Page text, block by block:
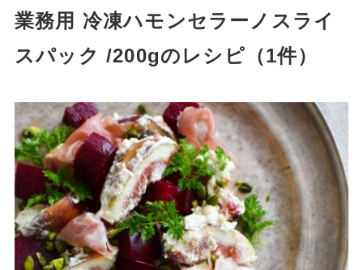
業務用 冷凍ハモンセラーノスライ
スパック /200gのレシピ（1件）